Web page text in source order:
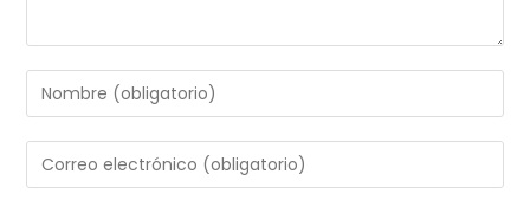
Introduce
tu
nombre
Introduce
tu